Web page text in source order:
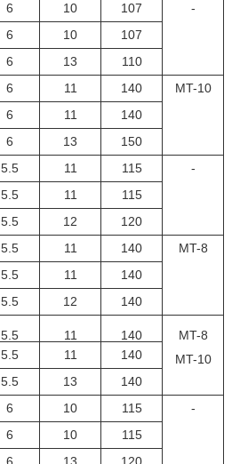
6 10 107
-
6
10
107
6
13
110
6 11 140
MT-10
6
11
140
6
13
150
5.5 11 115
-
5.5
11
115
5.5
12
120
5.5 11 140
MT-8
5.5
11
140
5.5
12 140
5.5 11 140
MT-8
MT-10
5.5 11
140
5.5
13
140
6 10 115
-
6
10
115
6
13
120